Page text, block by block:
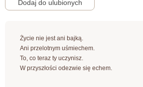
Życie nie jest ani bajką.
Ani przelotnym uśmiechem.
To, co teraz ty uczynisz.
W przyszłości odezwie się echem.